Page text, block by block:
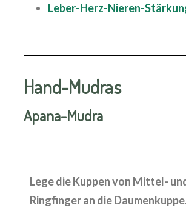
Leber-Herz-Nieren-
Hand-Mudras
Apana-Mudra
Lege die Kuppen von Mittel-
Ringfinger an die